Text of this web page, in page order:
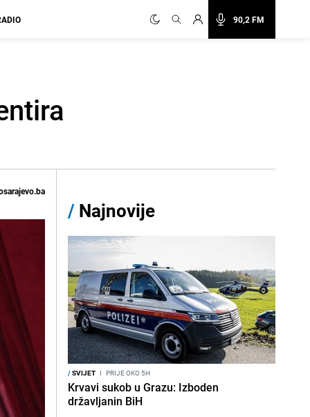
90,2 FM
/ Najnovije
/SVIJET I PRIJE OKO 5H
Krvavi sukob u Grazu: Izboden
državljanin BiH